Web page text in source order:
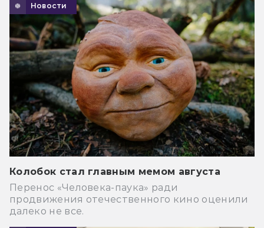
Новости
Колобок стал главным мемом августа
Перенос «Человека-паука» ради
продвижения отечественного кино оценили
далеко не все.